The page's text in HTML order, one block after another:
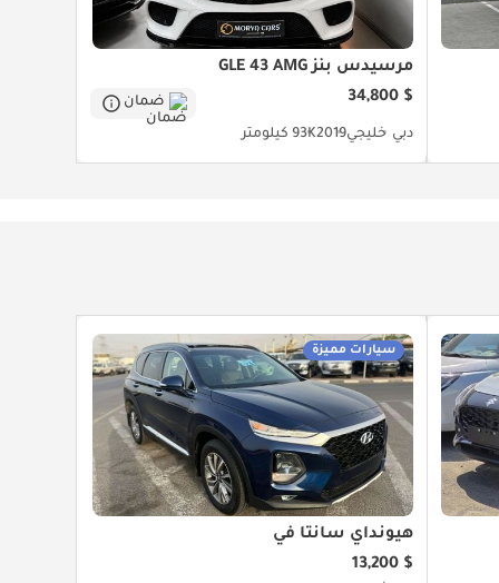
مرسيدس بنز GLE 43 AMG
$ 34,800
ضمان
دبي خليجي201993K كيلومتر
سيارات مميزة
هيونداي سانتا في
$ 13,200